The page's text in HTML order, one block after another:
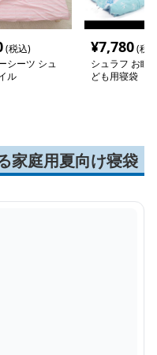
(税込)
シーツ シュ
ル
¥7,780(税
シュラフ お眠
ども用寝袋
家庭用夏向け寝袋